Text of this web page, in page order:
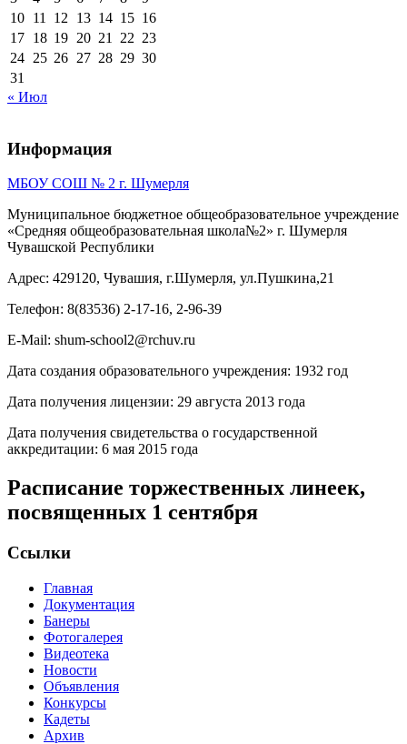
10 11 12 13 14 15 16
17 18 19 20 21 22 23
24 25 26 27 28 29 30
31
« Июл
Информация
МБОУ СОШ № 2 г. Шумерля
Муниципальное бюджетное общеобразовательное учреждение
«Средняя общеобразовательная школа№2» г. Шумерля
Чувашской Республики
Адрес: 429120, Чувашия, г.Шумерля, ул.Пушкина,21
Телефон: 8(83536) 2-17-16, 2-96-39
E-Mail: shum-school2@rchuv.ru
Дата создания образовательного учреждения: 1932 год
Дата получения лицензии: 29 августа 2013 года
Дата получения свидетельства о государственной
аккредитации: 6 мая 2015 года
Расписание торжественных линеек,
посвященных 1 сентября
Ссылки
Главная
Документация
Банеры
Фотогалерея
Видеотека
Новости
Объявления
Конкурсы
Кадеты
Архив